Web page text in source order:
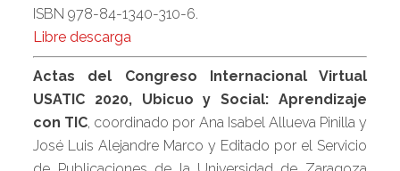
ISBN 978-84-1340-310-6.
Libre descarga
Actas del Congreso Internacional Virtual
USATIC 2020, Ubicuo y Social: Aprendizaje
con TIC, coordinado por Ana Isabel Allueva Pinilla y
José Luis Alejandre Marco y Editado por el Servicio